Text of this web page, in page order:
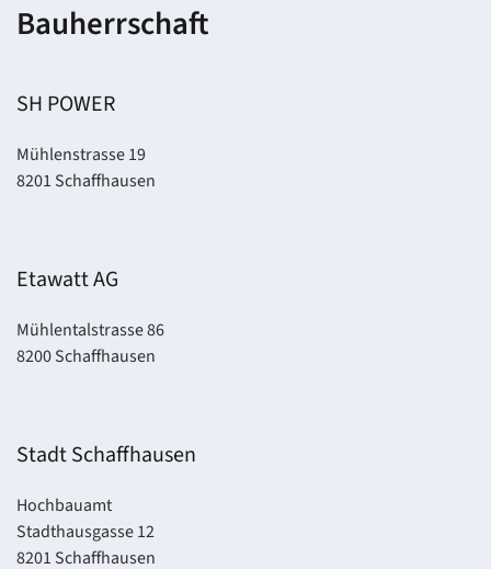
Bauherrschaft
SH POWER
Mühlenstrasse 19
8201 Schaffhausen
Etawatt AG
Mühlentalstrasse 86
8200 Schaffhausen
Stadt Schaffhausen
Hochbauamt
Stadthausgasse 12
8201 Schaffhausen